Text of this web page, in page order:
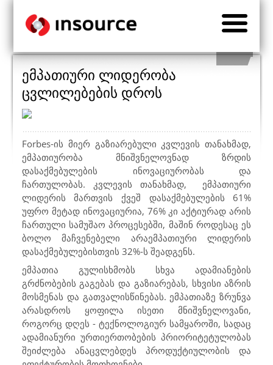
ემპათიური ლიდერობა
ცვლილებების დროს
Forbes-ის მიერ გაზიარებული კვლევის თანახმად,
ემპათიურობა მნიშვნელოვნად ზრდის
დასაქმებულების ინოვაციურობას და
ჩართულობას. კვლევის თანახმად, ემპათიური
ლიდერის მართვის ქვეშ დასაქმებულების 61%
უფრო მეტად ინოვაციურია, 76% კი აქტიურად არის
ჩართული სამუშაო პროცესებში, მაშინ როდესაც ეს
ბოლო მაჩვენებელი არაემპათიური ლიდერის
დასაქმებულებისთვის 32%-ს შეადგენს.
ემპათია გულისხმობს სხვა ადამიანების
გრძნობების გაგებას და გაზიარებას, სხვისი აზრის
მოსმენას და გათვალისწინებას. ემპათიაზე ზრუნვა
არასდროს ყოფილა ისეთი მნიშვნელოვანი,
როგორც დღეს - ტექნოლოგიურ სამყაროში, სადაც
ადამიანური ურთიერთობების პრიორიტეტულობას
შეიძლება ანაცვლებდეს პროდუქტიულობის და